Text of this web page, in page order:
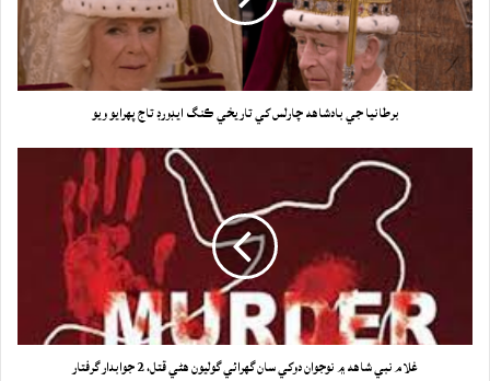
برطانيا جي بادشاهه چارلس کي تاريخي ڪنگ ايڊورڊ تاج پهرايو ويو
غلام نبي شاهه ۾ نوجوان دوکي سان گهرائي گوليون هڻي قتل، 2 جوابدار گرفتار